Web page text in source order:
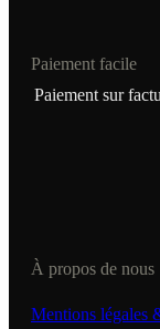
Paiement facile
Paiement sur
À propos de nous
Mentions légales